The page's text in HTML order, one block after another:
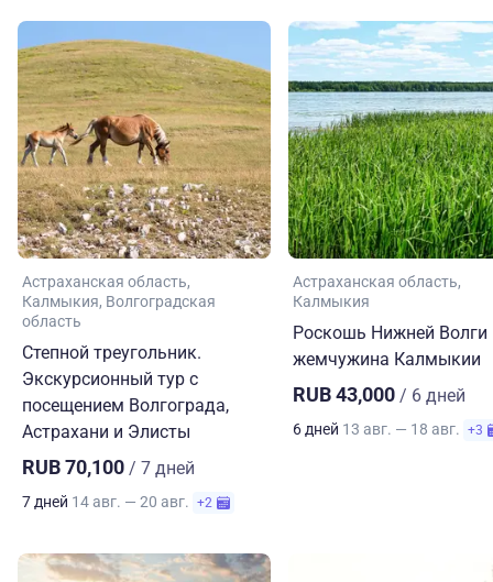
Астраханская область
Калмыкия Волгоградская
область
Степной треугольник.
Экскурсионный тур с
посещением Волгограда,
Астрахани и Элисты
RUB 70,100 / 7 дней
7 дней 14 авг. — 20 авг. +2
Астраханская область
Калмыкия
Роскошь Нижней Волги
жемчужина Калмыкии
RUB 43,000 / 6 дней
6 дней 13 авг. — 18 авг. +3